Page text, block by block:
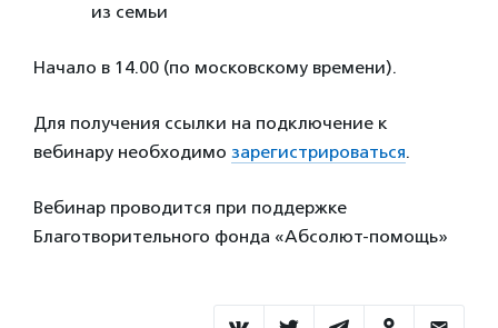
из семьи
Начало в 14.00 (по московскому времени).
Для получения ссылки на подключение к
вебинару необходимо зарегистрироваться.
Вебинар проводится при поддержке
Благотворительного фонда «Абсолют-помощь»